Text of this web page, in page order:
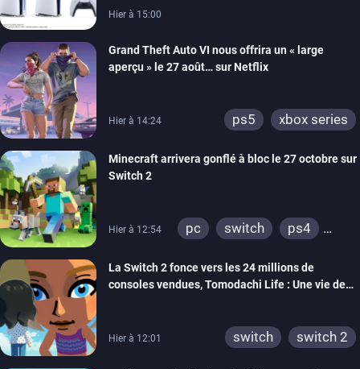
Hier à 15:00
Grand Theft Auto VI nous offrira un « large
aperçu » le 27 août… sur Netflix
Hier à 14:24 ps5 xbox series
Minecraft arrivera gonflé à bloc le 27 octobre sur
Switch 2
Hier à 12:54 pc switch
ps4
wiiu
3ds
ps3
xbox 360
switch 2
La Switch 2 fonce vers les 24 millions de
consoles vendues, Tomodachi Life : Une vie de
Hier à 12:01 switch switch 2